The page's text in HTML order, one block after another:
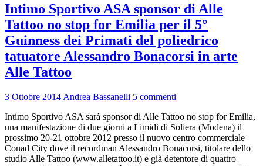
Intimo Sportivo ASA sponsor di Alle
Tattoo no stop for Emilia per il 5°
Guinness dei Primati del poliedrico
tatuatore Alessandro Bonacorsi in arte
Alle Tattoo
3 Ottobre 2014 Andrea Bassanelli 5 commenti
Intimo Sportivo ASA sarà sponsor di Alle Tattoo no stop for Emilia,
una manifestazione di due giorni a Limidi di Soliera (Modena) il
prossimo 20-21 ottobre 2012 presso il nuovo centro commerciale
Conad City dove il recordman Alessandro Bonacorsi, titolare dello
studio Alle Tattoo (www.alletattoo.it) e già detentore di quattro